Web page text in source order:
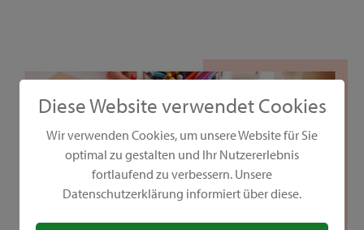
Diese Website verwendet Cookies
Wir verwenden Cookies, um unsere Website für Sie
optimal zu gestalten und Ihr Nutzererlebnis
fortlaufend zu verbessern. Unsere
Datenschutzerklärung informiert über diese.